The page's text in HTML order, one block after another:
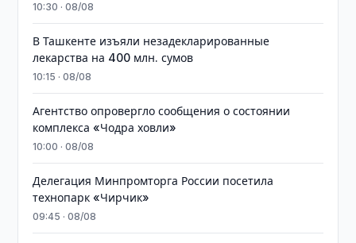
10:30 · 08/08
​​​​​​​В Ташкенте изъяли незадекларированные
лекарства на 400 млн. сумов
10:15 · 08/08
Агентство опровергло сообщения о состоянии
комплекса «Чодра ховли»
10:00 · 08/08
Делегация Минпромторга России посетила
технопарк «Чирчик»
09:45 · 08/08